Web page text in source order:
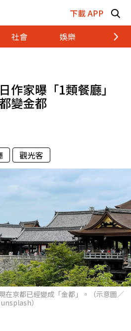
下載 APP
社會 娛樂 財經
家曝「1類餐廳」
變金都
觀光客
在京都已經變成「金都」。（示意圖／
unsplash）